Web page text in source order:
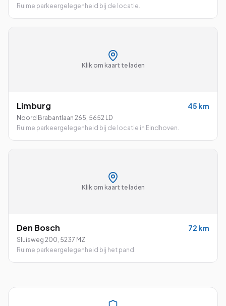
Ruime parkeergelegenheid bij de locatie.
Klik om kaart te laden
Limburg 45 km
Noord Brabantlaan 265, 5652 LD
Ruime parkeergelegenheid bij de locatie in Eindhoven.
Klik om kaart te laden
Den Bosch 72 km
Sluisweg 200, 5237 MZ
Ruime parkeergelegenheid bij het pand.